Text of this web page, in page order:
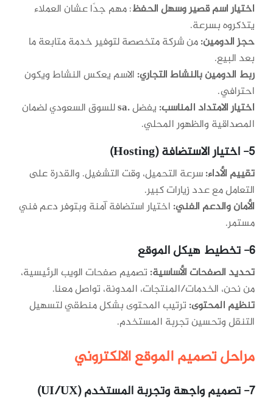
اختيار اسم قصير وسهل الحفظ: مهم جدًا عشان العملاء
يتذكروه بسرعة.
حجز الدومين:من شركة متخصصة لتوفير خدمة متابعة ما
بعد البيع.
ربط الدومين بالنشاط التجاري: الاسم يعكس النشاط ويكون
احترافي.
اختيار الامتداد المناسب: يفضل.sa
للسوق السعودي لضمان
المصداقية والظهور المحلي.
5- اختيار الاستضافة (Hosting)
تقييم الأداء:سرعة التحميل، وقت التشغيل. والقدرة على
التعامل مع عدد زيارات كبير.
الأمان والدعم الفني: اختيار استضافة آمنة وبتوفر دعم فني
مستمر.
6- تخطيط هيكل الموقع
تحديد الصفحات الأساسية: تصميم صفحات الويب الرئيسية،
من نحن، الخدمات/المنتجات، المدونة، تواصل معنا.
تنظيم المحتوى: ترتيب المحتوى بشكل منطقي لتسهيل
التنقل وتحسين تجربة المستخدم.
مراحل تصميم الموقع الالكتروني
7- تصميم واجهة وتجربة المستخدم (UI/UX)